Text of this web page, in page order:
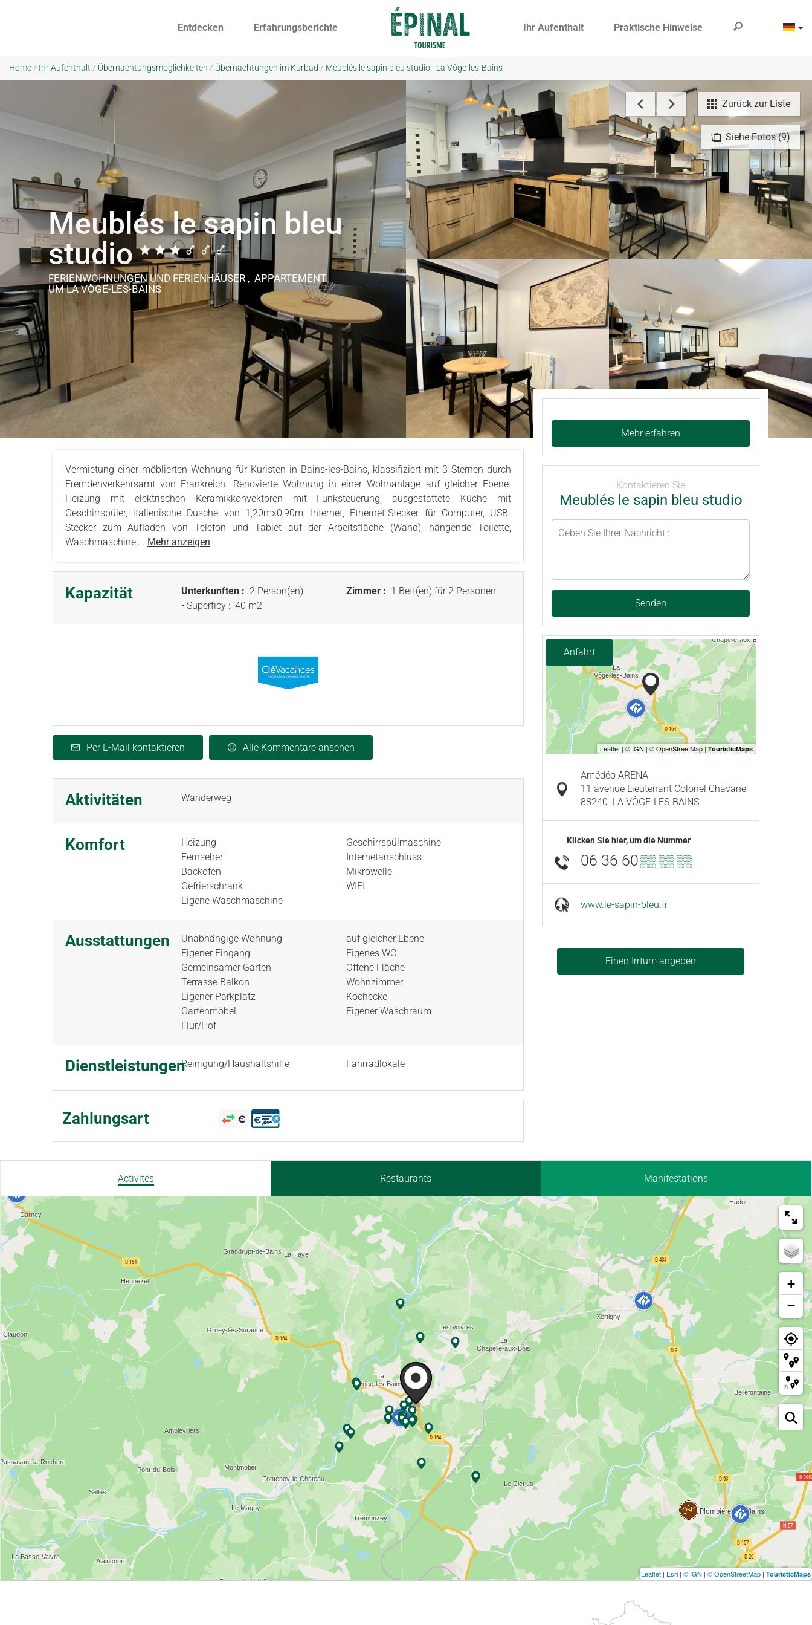
Entdecken Erfahrungsberichte Ihr Aufenthalt Praktische Hinweise
Home / Ihr Aufenthalt / Übernachtungsmöglichkeiten / Übernachtungen im Kurbad / Meublés le sapin bleu studio - La Vôge-les-Bains
Siehe Fotos (9)
Zurück zur Liste
Meublés le sapin bleu
studio
FERIENWOHNUNGEN UND FERIENHÄUSER , APPARTEMENT
UM LA VÔGE-LES-BAINS
Vermietung einer möblierten Wohnung für Kuristen in Bains-les-Bains, klassifiziert mit 3 Sternen durch
Fremdenverkehrsamt von Frankreich. Renovierte Wohnung in einer Wohnanlage auf gleicher Ebene.
Heizung mit elektrischen Keramikkonvektoren mit Funksteuerung, ausgestattete Küche mit
Geschirrspüler, italienische Dusche von 1,20mx0,90m, Internet, Ethernet-Stecker für Computer, USB-
Stecker zum Aufladen von Telefon und Tablet auf der Arbeitsfläche (Wand), hängende Toilette,
Waschmaschine,... Mehr anzeigen
Kapazität Unterkunften : 2 Person(en)
• Superficy : 40 m2
Zimmer : 1 Bett(en) für 2 Personen
Per E-Mail kontaktieren Alle Kommentare ansehen
Aktivitäten Wanderweg
Komfort
Heizung
Fernseher
Backofen
Gefrierschrank
Eigene Waschmaschine
Geschirrspülmaschine
Internetanschluss
Mikrowelle
WIFI
Ausstattungen
Unabhängige Wohnung
Eigener Eingang
Gemeinsamer Garten
Terrasse Balkon
Eigener Parkplatz
Gartenmöbel
Flur/Hof
auf gleicher Ebene
Eigenes WC
Offene Fläche
Wohnzimmer
Kochecke
Eigener Waschraum
DienstleistungenReinigung/Haushaltshilfe Fahrradlokale
Zahlungsart
Mehr erfahren
Kontaktieren Sie
Meublés le sapin bleu studio
Senden
Anfahrt
Amédéo ARENA
11 avenue Lieutenant Colonel Chavane
88240 LA VÔGE-LES-BAINS
Klicken Sie hier, um die Nummer
06 36 60▒▒ ▒▒ ▒▒
www.le-sapin-bleu.fr
Einen Irrtum angeben
Activités Restaurants Manifestations
+
−
Leaflet | Esri | © IGN | © OpenStreetMap | TouristicMaps